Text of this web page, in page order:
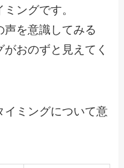
ングです。
を意識してみる
おのずと見えてく
イミングについて意